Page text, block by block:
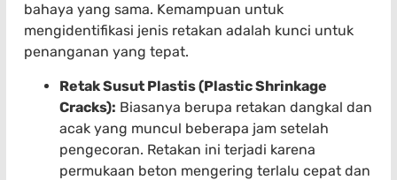
bahaya yang sama. Kemampuan untuk
mengidentifikasi jenis retakan adalah kunci untuk
penanganan yang tepat.
Retak Susut Plastis (Plastic Shrinkage
Cracks): Biasanya berupa retakan dangkal dan
acak yang muncul beberapa jam setelah
pengecoran. Retakan ini terjadi karena
permukaan beton mengering terlalu cepat dan